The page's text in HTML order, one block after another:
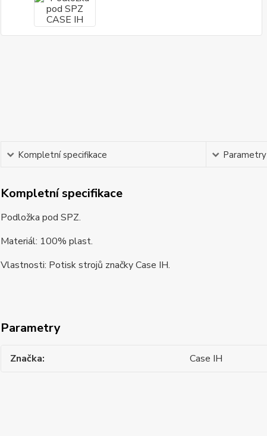
Kompletní specifikace Parametry
Kompletní specifikace
Podložka pod SPZ.
Materiál: 100% plast.
Vlastnosti: Potisk strojů značky Case IH.
Parametry
Značka Case IH